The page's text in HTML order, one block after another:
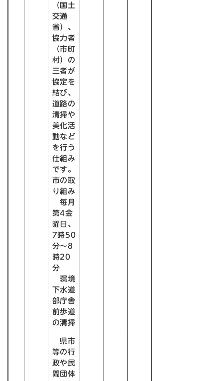
（国土
交通
省）、
協力者
（市町
村）の
三者が
協定を
結び、
道路の
清掃や
美化活
動など
を行う
仕組み
です。
市の取
り組み
毎月
第4金
曜日、
7時50
分～8
時20
分
環境
下水道
部庁舎
前歩道
の清掃
県市
等の行
政や民
間団体